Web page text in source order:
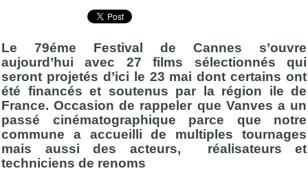
Le 79éme Festival de Cannes s’ouvre
aujourd’hui avec 27 films sélectionnés qui
seront projetés d’ici le 23 mai dont certains ont
été financés et soutenus par la région ile de
France. Occasion de rappeler que Vanves a un
passé cinématographique parce que notre
commune a accueilli de multiples tournages
mais aussi des acteurs, réalisateurs et
techniciens de renoms